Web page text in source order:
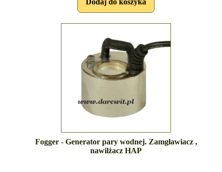
Fogger - Generator pary wodnej. Zamgławiacz ,
nawilżacz HAP